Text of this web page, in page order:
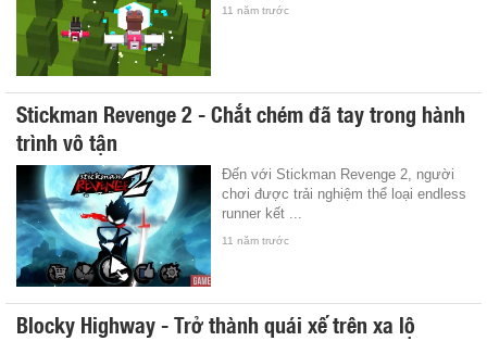
11 năm trước
Stickman Revenge 2 - Chắt chém đã tay trong hành
trình vô tận
Đến với Stickman Revenge 2, người
chơi được trải nghiệm thể loại endless
runner kết ...
11 năm trước
Blocky Highway - Trở thành quái xế trên xa lộ